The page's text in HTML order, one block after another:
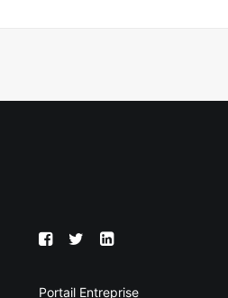
Portail Entreprise